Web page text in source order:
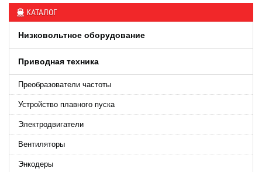
КАТАЛОГ
Низковольтное оборудование
Приводная техника
Преобразователи частоты
Устройство плавного пуска
Электродвигатели
Вентиляторы
Энкодеры